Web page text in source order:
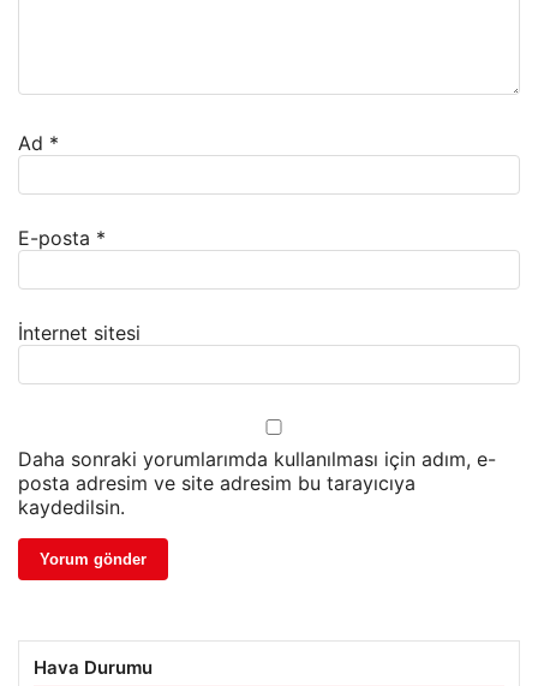
Ad *
E-posta *
İnternet sitesi
Daha sonraki yorumlarımda kullanılması için adım, e-
posta adresim ve site adresim bu tarayıcıya
kaydedilsin.
Hava Durumu